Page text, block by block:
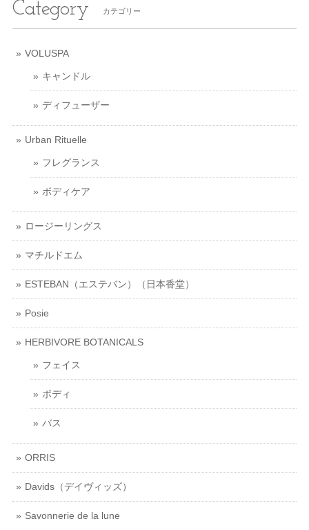
Category カテゴリー
VOLUSPA
キャンドル
ディフューザー
Urban Rituelle
フレグランス
ボディケア
ロージーリングス
マチルドエム
ESTEBAN（エステバン）（日本香堂）
Posie
HERBIVORE BOTANICALS
フェイス
ボディ
バス
ORRIS
Davids（デイヴィッズ）
Savonnerie de la lune